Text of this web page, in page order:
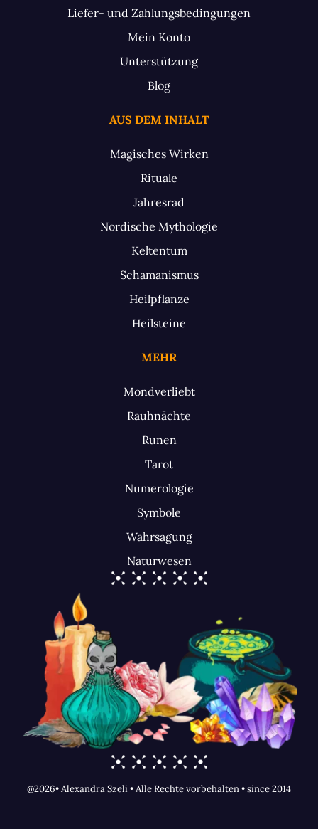
Liefer- und Zahlungsbedingungen
Mein Konto
Unterstützung
Blog
AUS DEM INHALT
Magisches Wirken
Rituale
Jahresrad
Nordische Mythologie
Keltentum
Schamanismus
Heilpflanze
Heilsteine
MEHR
Mondverliebt
Rauhnächte
Runen
Tarot
Numerologie
Symbole
Wahrsagung
Naturwesen
@2026• Alexandra Szeli • Alle Rechte vorbehalten • since 2014